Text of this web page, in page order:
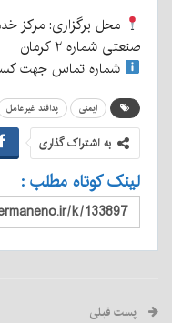
محل برگزاری: مرکز
صنعتی شماره ۲ کرمان
شماره تماس جهت کسب
ایمنی پدافند غیرعامل
به اشتراک گذاری
لینک کوتاه مطلب :
پست قبلی